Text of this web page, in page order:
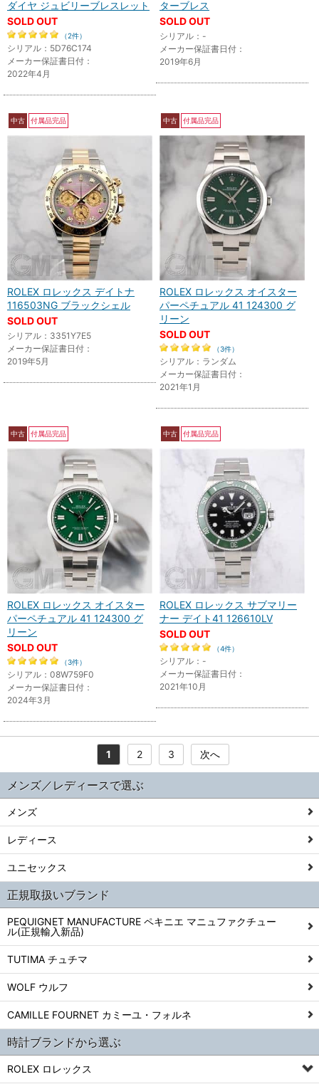
ダイヤ ジュビリーブレスレット
SOLD OUT
（2件）
シリアル：5D76C174
メーカー保証書日付：
2022年4月
ターブレス
SOLD OUT
シリアル：-
メーカー保証書日付：
2019年6月
中古 付属品完品
ROLEX ロレックス デイトナ
116503NG ブラックシェル
SOLD OUT
シリアル：3351Y7E5
メーカー保証書日付：
2019年5月
中古 付属品完品
ROLEX ロレックス オイスター
パーペチュアル 41 124300 グ
リーン
SOLD OUT
（3件）
シリアル：ランダム
メーカー保証書日付：
2021年1月
中古 付属品完品
ROLEX ロレックス オイスター
パーペチュアル 41 124300 グ
リーン
SOLD OUT
（3件）
シリアル：08W759F0
メーカー保証書日付：
2024年3月
中古 付属品完品
ROLEX ロレックス サブマリー
ナー デイト41 126610LV
SOLD OUT
（4件）
シリアル：-
メーカー保証書日付：
2021年10月
1 2 3 次へ
メンズ／レディースで選ぶ
メンズ
レディース
ユニセックス
正規取扱いブランド
PEQUIGNET MANUFACTURE ペキニエ マニュファクチュー
ル(正規輸入新品)
TUTIMA チュチマ
WOLF ウルフ
CAMILLE FOURNET カミーユ・フォルネ
時計ブランドから選ぶ
ROLEX ロレックス